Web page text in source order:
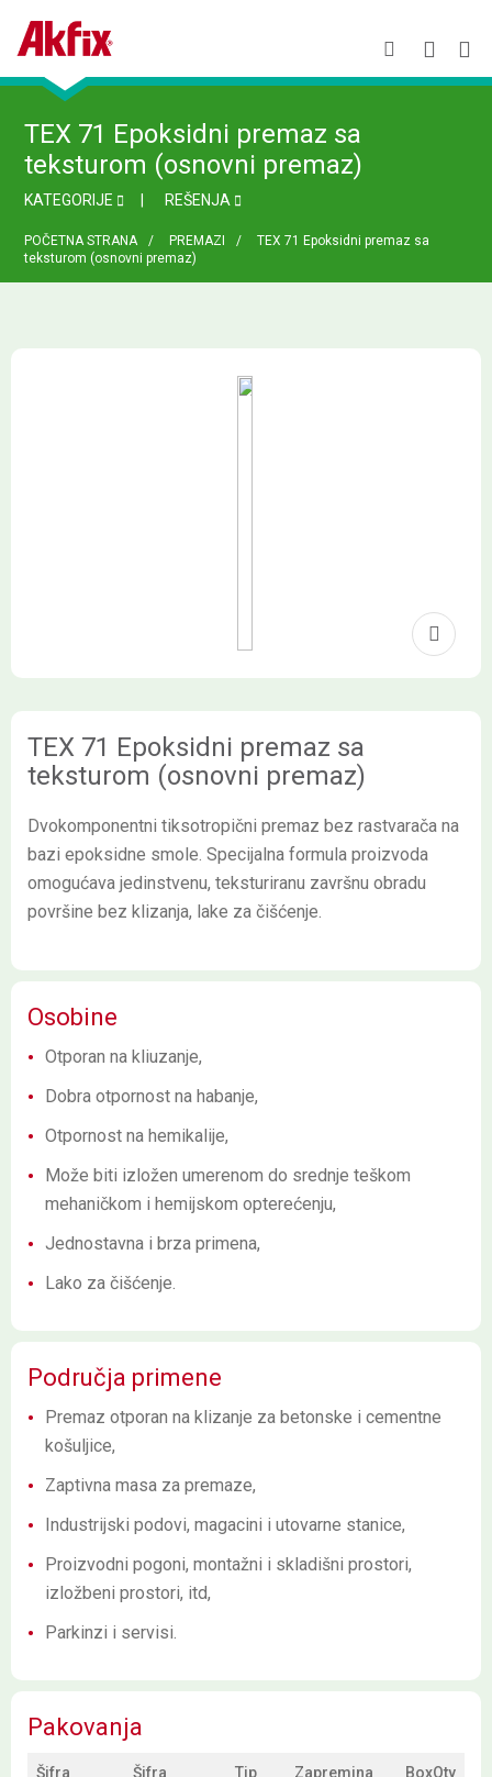
TEX 71 Epoksidni premaz sa
teksturom (osnovni premaz)
KATEGORIJE REŠENJA
POČETNA STRANA PREMAZI
TEX 71 Epoksidni premaz sa
teksturom (osnovni premaz)
TEX 71 Epoksidni premaz sa
teksturom (osnovni premaz)
Dvokomponentni tiksotropični premaz bez rastvarača na
bazi epoksidne smole. Specijalna formula proizvoda
omogućava jedinstvenu, teksturiranu završnu obradu
površine bez klizanja, lake za čišćenje.
Osobine
Otporan na kliuzanje,
Dobra otpornost na habanje,
Otpornost na hemikalije,
Može biti izložen umerenom do srednje teškom
mehaničkom i hemijskom opterećenju,
Jednostavna i brza primena,
Lako za čišćenje.
Područja primene
Premaz otporan na klizanje za betonske i cementne
košuljice,
Zaptivna masa za premaze,
Industrijski podovi, magacini i utovarne stanice,
Proizvodni pogoni, montažni i skladišni prostori,
izložbeni prostori, itd,
Parkinzi i servisi.
Pakovanja
Šifra
Šifra
Tip Zapremina BoxQty